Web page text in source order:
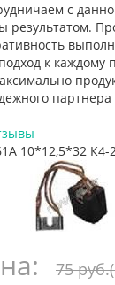
с
результатом.
к каждому
10*12,5*32 К4-
75 руб.